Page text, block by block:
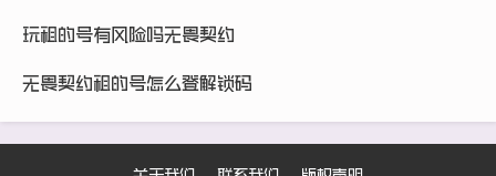
玩租的号有风险吗无畏契约
无畏契约租的号怎么登解锁码